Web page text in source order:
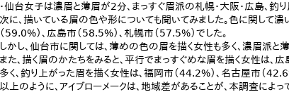
・仙台女子は濃眉と薄眉が2分、まっすぐ眉派の札幌・大阪・広島、釣
次に、描いている眉の色や形についても聞いてみました。色に関して
（59.0%）、広島市（58.5%）、札幌市（57.5%）でした。
しかし、仙台市に関しては、薄めの色の眉を描く女性も多く、濃眉派と
また、描く眉のかたちをみると、平行でまっすぐめな眉を描く女性は、
多く、釣り上がった眉を描く女性は、福岡市（44.2%）、名古屋市（
以上のように、アイブローメークは、地域差があることが、本調査によっ